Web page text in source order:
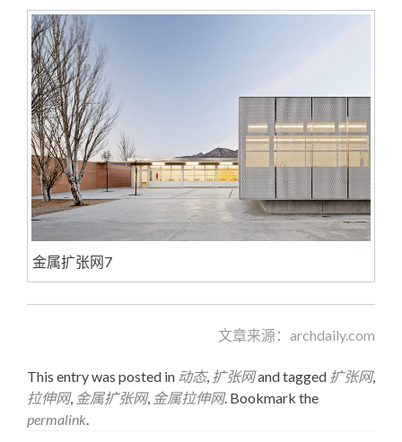
金属扩张网7
文章来源：archdaily.com
This entry was posted in 动态, 扩张网and tagged 扩张网,
拉伸网, 金属扩张网, 金属拉伸网. Bookmark the
permalink.